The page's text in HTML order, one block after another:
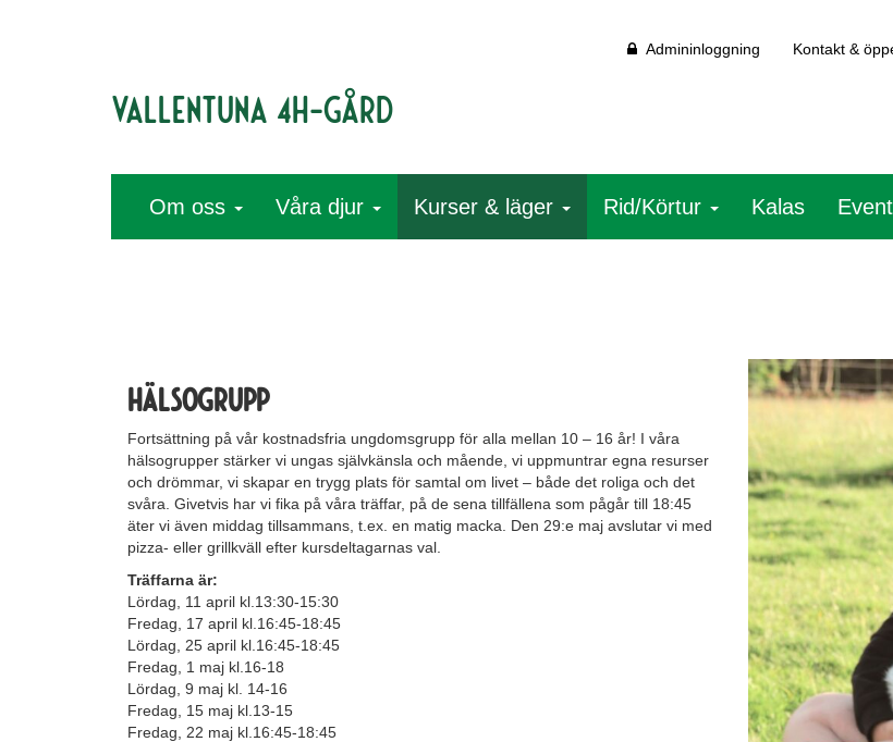
Vallentuna 4H-gård
Admininloggning Kontakt &
Om oss Våra djur Kurser & läger Rid/Körtur Kalas Event
Hälsogrupp
Fortsättning på vår kostnadsfria ungdomsgrupp för alla mellan 10 – 16 år! I våra
hälsogrupper stärker vi ungas självkänsla och mående, vi uppmuntrar egna resurser
och drömmar, vi skapar en trygg plats för samtal om livet – både det roliga och det
svåra. Givetvis har vi fika på våra träffar, på de sena tillfällena som pågår till 18:45
äter vi även middag tillsammans, t.ex. en matig macka. Den 29:e maj avslutar vi med
pizza- eller grillkväll efter kursdeltagarnas val.
Träffarna är:
Lördag, 11 april kl.13:30-15:30
Fredag, 17 april kl.16:45-18:45
Lördag, 25 april kl.16:45-18:45
Fredag, 1 maj kl.16-18
Lördag, 9 maj kl. 14-16
Fredag, 15 maj kl.13-15
Fredag, 22 maj kl.16:45-18:45